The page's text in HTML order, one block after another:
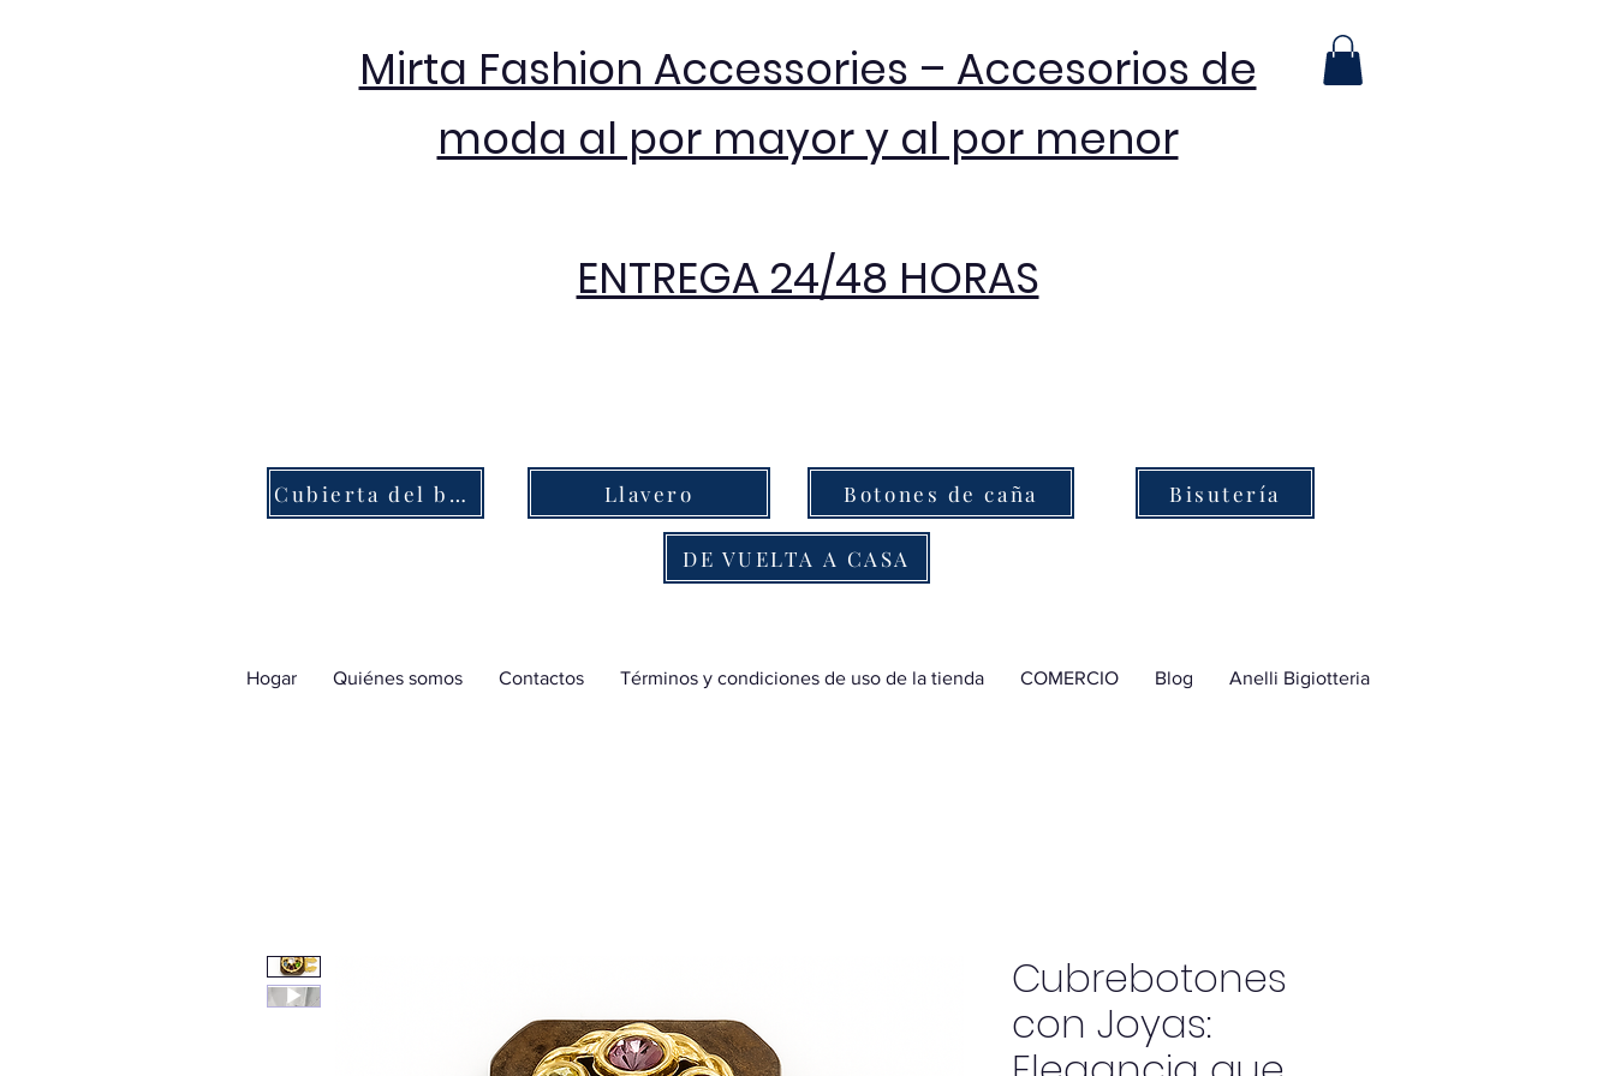
Mirta Fashion Accessories – Accesorios de
moda al por mayor y al por menor
ENTREGA 24/48 HORAS
Cubierta del botón Llavero Botones de caña Bisutería
DE VUELTA A CASA
Hogar Quiénes somos Contactos Términos y condiciones de uso de la tienda COMERCIO Blog Anelli Bigiotteria
Cubrebotones
con Joyas: